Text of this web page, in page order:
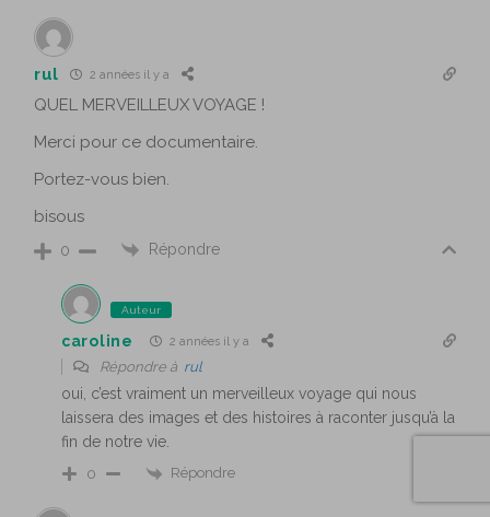
rul 2 années il y a
QUEL MERVEILLEUX VOYAGE !
Merci pour ce documentaire.
Portez-vous bien.
bisous
0 Répondre
Auteur
caroline 2 années il y a
Répondre à rul
oui, c’est vraiment un merveilleux voyage qui nous
laissera des images et des histoires à raconter jusqu’à la
fin de notre vie.
0 Répondre